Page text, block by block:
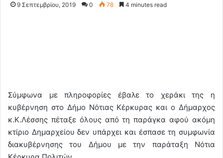
9 Σεπτεμβρίου, 2019 0 78 4 minutes read
Σύμφωνα με πληροφορίες έβαλε το χεράκι της η
κυβέρνηση στο Δήμο Νότιας Κέρκυρας και ο Δήμαρχος
κ.Κ.Λέσσης πέταξε όλους από τη παράγκα αφού ακόμη
κτίριο Δημαρχείου δεν υπάρχει και έσπασε τη συμφωνία
διακυβέρνησης του Δήμου με την παράταξη Νότια